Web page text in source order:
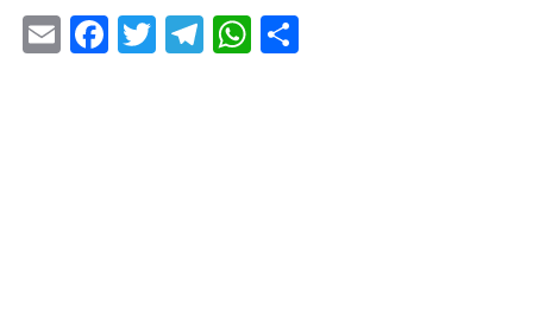
EmailFacebook
Twitter
Telegram
WhatsApp